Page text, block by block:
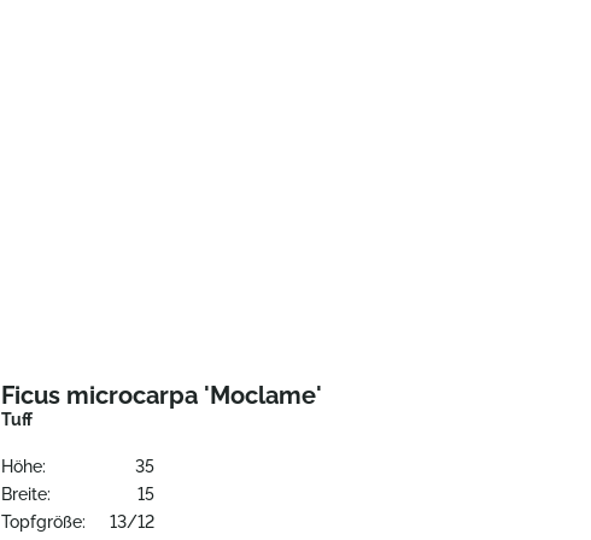
Ficus microcarpa 'Moclame'
Tuff
Höhe:
35
Breite:
15
Topfgröße:
13/12